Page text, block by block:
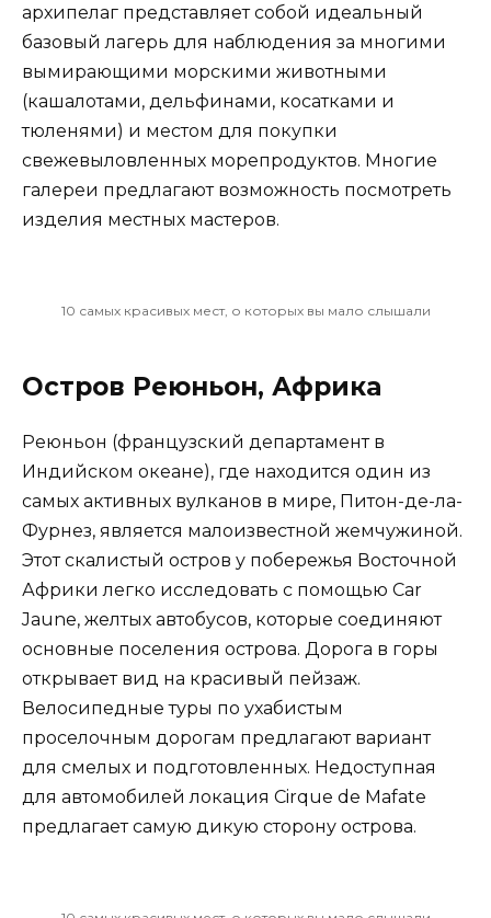
архипелаг представляет собой идеальный
базовый лагерь для наблюдения за многими
вымирающими морскими животными
(кашалотами, дельфинами, косатками и
тюленями) и местом для покупки
свежевыловленных морепродуктов. Многие
галереи предлагают возможность посмотреть
изделия местных мастеров.
10 самых красивых мест, о которых вы мало слышали
Остров Реюньон, Африка
Реюньон (французский департамент в
Индийском океане), где находится один из
самых активных вулканов в мире, Питон-де-ла-
Фурнез, является малоизвестной жемчужиной.
Этот скалистый остров у побережья Восточной
Африки легко исследовать с помощью Car
Jaune, желтых автобусов, которые соединяют
основные поселения острова. Дорога в горы
открывает вид на красивый пейзаж.
Велосипедные туры по ухабистым
проселочным дорогам предлагают вариант
для смелых и подготовленных. Недоступная
для автомобилей локация Cirque de Mafate
предлагает самую дикую сторону острова.